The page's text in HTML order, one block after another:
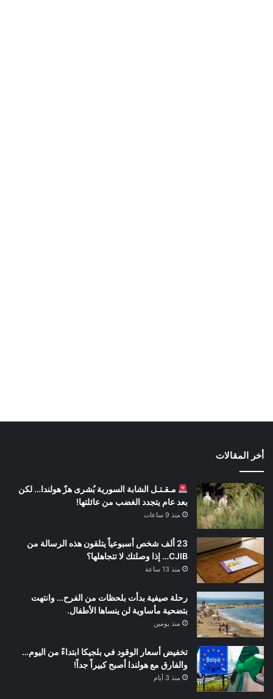
أخر المقالات
مـقـتـل الشابة السورية بُشرى هزّ هولندا… لكن
بعد عام يتجدد الغضب من عائلتها!
منذ 9 ساعات
23 ألف شخص أسبوعياً يتلقون هذه الرسالة من
CJIB… إذا وصلتك لا تتجاهلها؟
منذ 13 ساعة
رحلة صيفية بدأت بلحظات من الفرح… وانتهت
بتضحية مأساوية لن ينساها الأطفال.
منذ يومين
تخفيض أسعار الوقود في بلجيكا ابتداءً من اليوم…
والفارق مع هولندا أصبح كبيراً جداً!
منذ 3 أيام